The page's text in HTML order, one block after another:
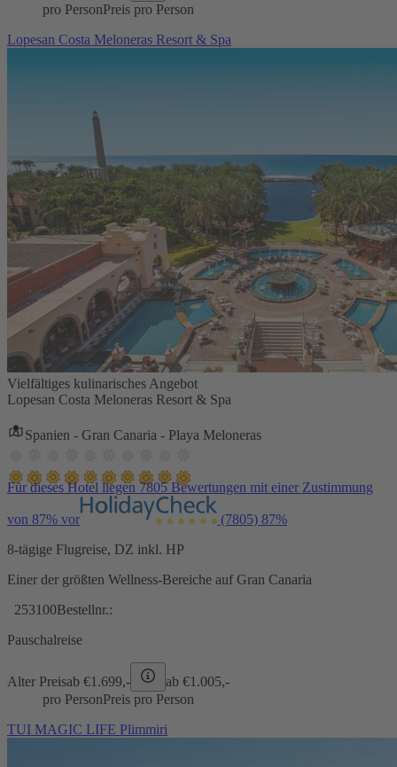
pro PersonPreis pro Person
Lopesan Costa Meloneras Resort & Spa
Vielfältiges kulinarisches Angebot
Lopesan Costa Meloneras Resort & Spa
Spanien - Gran Canaria - Playa Meloneras
Für dieses Hotel liegen 7805 Bewertungen mit einer Zustimmung
von 87% vor (7805) 87%
8-tägige Flugreise, DZ inkl. HP
Einer der größten Wellness-Bereiche auf Gran Canaria
253100Bestellnr.:
Pauschalreise
Alter Preisab €1.699,- ab €1.005,-
pro PersonPreis pro Person
TUI MAGIC LIFE Plimmiri